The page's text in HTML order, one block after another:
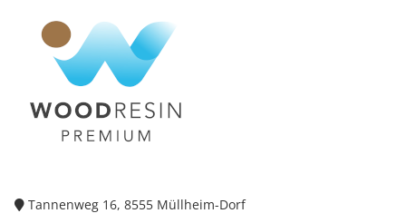
Tannenweg 16, 8555 Müllheim-Dorf